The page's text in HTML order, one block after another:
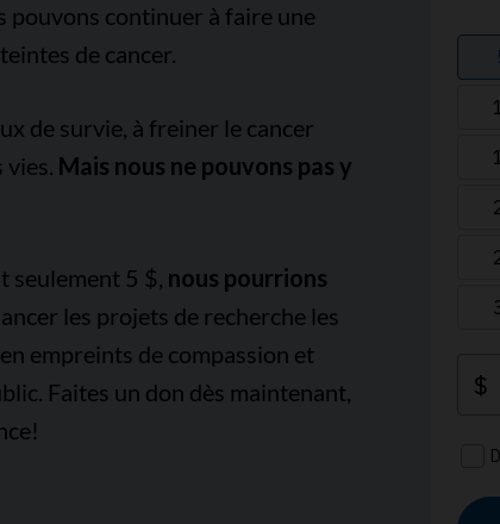
pouvons continuer à faire une
de cancer.
de survie, à freiner le cancer
vies. Mais nous ne pouvons pas y
seulement 5 $, nous pourrions
les projets de recherche les
empreints de compassion et
Faites un don dès maintenant,